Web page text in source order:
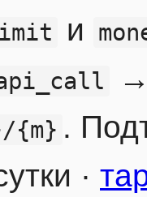
и
{m} .
·